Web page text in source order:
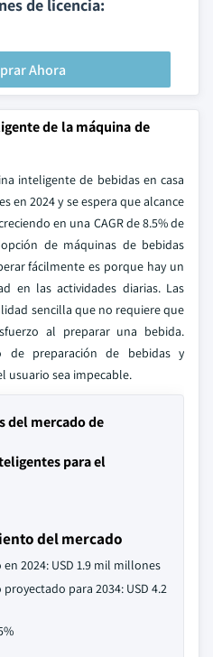
de licencia:
Ahora
de la máquina de
inteligente de bebidas en casa
en 2024 y se espera que alcance
en una CAGR de 8.5% de
de máquinas de bebidas
fácilmente es porque hay un
en las actividades diarias. Las
sencilla que no requiere que
al preparar una bebida.
de preparación de bebidas y
usuario sea impecable.
del mercado de
para el
del mercado
2024: USD 1.9 mil millones
para 2034: USD 4.2